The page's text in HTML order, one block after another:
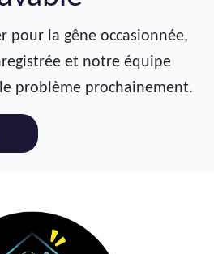
pour la gêne occasionnée,
et notre équipe
problème prochainement.